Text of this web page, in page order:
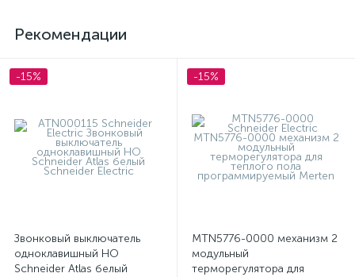
Рекомендации
-15%
Звонковый выключатель
одноклавишный НО
Schneider Atlas белый
-15%
MTN5776-0000 механизм 2
модульный
терморегулятора для